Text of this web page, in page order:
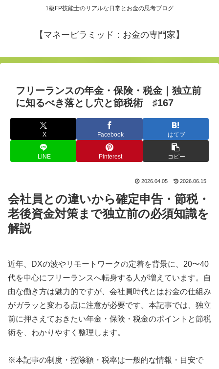
1級FP技能士のリアルな日常とお金の思考ブログ
【マネーピラミッド：お金の専門家】
フリーランスの年金・保険・税金｜独立前
に知るべき落とし穴と節税術 ♯167
X Facebook はてブ
LINE Pinterest コピー
2026.04.05 2026.06.15
会社員との違いから確定申告・節税・
老後資金対策まで独立前の必須知識を
解説
近年、DXの波やリモートワークの定着を背景に、20〜40
代を中心にフリーランスへ転身する人が増えています。自
由な働き方は魅力的ですが、会社員時代とはお金の仕組み
がガラッと変わる点に注意が必要です。本記事では、独立
前に押さえておきたい年金・保険・税金のポイントと節税
術を、わかりやすく整理します。
※本記事の制度・控除額・税率は一般的な情報・目安で